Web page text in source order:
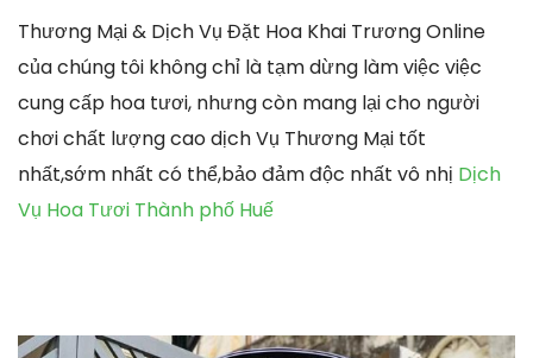
Thương Mại & Dịch Vụ Đặt Hoa Khai Trương Online
của chúng tôi không chỉ là tạm dừng làm việc việc
cung cấp hoa tươi, nhưng còn mang lại cho người
chơi chất lượng cao dịch Vụ Thương Mại tốt
nhất,sớm nhất có thể,bảo đảm độc nhất vô nhị Dịch
Vụ Hoa Tươi Thành phố Huế